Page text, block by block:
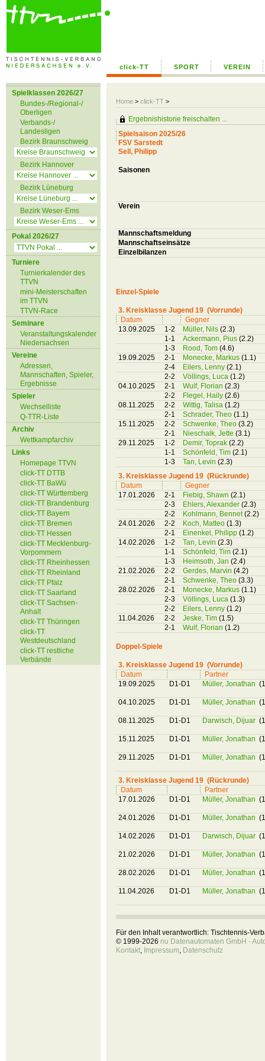
click-TT SPORT VEREIN
Home > click-TT >
Spielklassen 2026/27
Bundes-/Regional-/
Oberligen
Verbands-/
Landesligen
Bezirk Braunschweig
Bezirk Hannover
Bezirk Lüneburg
Bezirk Weser-Ems
Pokal 2026/27
Turniere
Turnierkalender des
TTVN
mini-Meisterschaften
im TTVN
TTVN-Race
Seminare
Veranstaltungskalender
Niedersachsen
Vereine
Adressen,
Mannschaften, Spieler,
Ergebnisse
Spieler
Wechselliste
Q-TTR-Liste
Archiv
Wettkampfarchiv
Links
Homepage TTVN
click-TT DTTB
click-TT BaWü
click-TT Württemberg
click-TT Brandenburg
click-TT Bayern
click-TT Bremen
click-TT Hessen
click-TT Mecklenburg-
Vorpommern
click-TT Rheinhessen
click-TT Rheinland
click-TT Pfalz
click-TT Saarland
click-TT Sachsen-
Anhalt
click-TT Thüringen
click-TT
Westdeutschland
click-TT restliche
Verbände
Ergebnishistorie freischalten ...
Spielsaison 2025/26
FSV Sarstedt
Sell, Philipp
Saisonen
Verein
Mannschaftsmeldung
Mannschaftseinsätze
Einzelbilanzen
Einzel-Spiele
3. Kreisklasse Jugend 19 (Vorrunde)
Datum
Gegner
13.09.2025
1-2 Müller, Nils (2.3)
1-1
Ackermann, Pius (2.2)
1-3
Rood, Tom (4.6)
19.09.2025
2-1 Monecke, Markus (1.1)
2-4
Eilers, Lenny (2.1)
2-2
Völlings, Luca (1.2)
04.10.2025
2-1 Wulf, Florian (2.3)
2-2
Flegel, Haily (2.6)
08.11.2025
2-2 Wittig, Talisa (1.2)
2-1
Schrader, Theo (1.1)
15.11.2025
2-2 Schwenke, Theo (3.2)
2-1
Nieschalk, Jette (3.1)
29.11.2025
1-2 Demir, Toprak (2.2)
1-1
Schönfeld, Tim (2.1)
1-3
Tan, Levin (2.3)
3. Kreisklasse Jugend 19 (Rückrunde)
Datum
Gegner
17.01.2026
2-1 Fiebig, Shawn (2.1)
2-3
Ehlers, Alexander (2.3)
2-2
Kohlmann, Bennet(2.2)
24.01.2026
2-2 Koch, Matteo (1.3)
2-1
Einenkel, Philipp (1.2)
14.02.2026
1-2 Tan, Levin (2.3)
1-1
Schönfeld, Tim (2.1)
1-3
Heimsoth, Jan (2.4)
21.02.2026
2-2 Gerdes, Marvin (4.2)
2-1
Schwenke, Theo (3.3)
28.02.2026
2-1 Monecke, Markus (1.1)
2-3
Völlings, Luca (1.3)
2-2
Eilers, Lenny (1.2)
11.04.2026
2-2 Jeske, Tim (1.5)
2-1
Wulf, Florian (1.2)
Doppel-Spiele
3. Kreisklasse Jugend 19 (Vorrunde)
Datum
Partner
19.09.2025
D1-D1 Müller, Jonathan
04.10.2025 D1-D1 Müller, Jonathan
08.11.2025 D1-D1 Darwisch, Dijuar
15.11.2025 D1-D1 Müller, Jonathan
29.11.2025 D1-D1 Müller, Jonathan
3. Kreisklasse Jugend 19 (Rückrunde)
Datum
Partner
17.01.2026
D1-D1 Müller, Jonathan
24.01.2026 D1-D1 Müller, Jonathan
14.02.2026 D1-D1 Darwisch, Dijuar
21.02.2026 D1-D1 Müller, Jonathan
28.02.2026 D1-D1 Müller, Jonathan
11.04.2026 D1-D1 Müller, Jonathan
Für den Inhalt verantwortlich: Tischtennis-
© 1999-2026 nu Datenautomaten GmbH -
Kontakt, Impressum, Datenschutz